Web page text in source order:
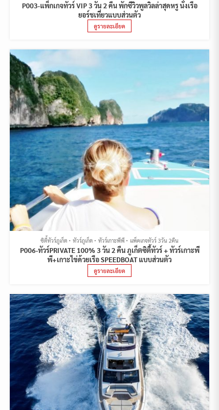
P003-แพ็กเกจทัวร์ VIP 3 วัน 2 คืน พักซีวิวพูลวิลล่าสุดหรู นั่งเรือ
ยอร์ชเที่ยวแบบส่วนตัว
ดูรายละเอียด
ซิตี้ทัวร์ภูเก็ต ทัวร์ภูเก็ต ทัวร์เกาะพีพี แพ็คเกจทัวร์ 3วัน 2คืน
P006-ทัวร์PRIVATE 100% 3 วัน 2 คืน ภูเก็ตซิตี้ทัวร์ + ทัวร์เกาะพี
พี+เกาะไข่ด้วยเรือ SPEEDBOAT แบบส่วนตัว
ดูรายละเอียด